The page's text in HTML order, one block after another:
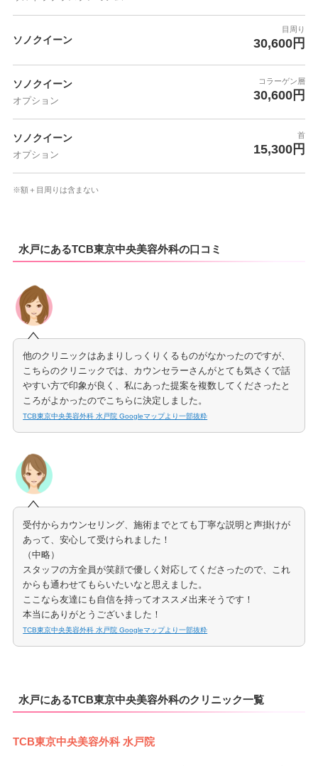
ソノクイーン
目周り
30,600円
ソノクイーン
オプション
コラーゲン層
30,600円
ソノクイーン
オプション
首
15,300円
※額＋目周りは含まない
水戸にあるTCB東京中央美容外科の口コミ
他のクリニックはあまりしっくりくるものがなかったのですが、
こちらのクリニックでは、カウンセラーさんがとても気さくで話
やすい方で印象が良く、私にあった提案を複数してくださったと
ころがよかったのでこちらに決定しました。
TCB東京中央美容外科 水戸院 Googleマップより一部抜粋
受付からカウンセリング、施術までとても丁寧な説明と声掛けが
あって、安心して受けられました！
（中略）
スタッフの方全員が笑顔で優しく対応してくださったので、これ
からも通わせてもらいたいなと思えました。
ここなら友達にも自信を持ってオススメ出来そうです！
本当にありがとうございました！
TCB東京中央美容外科 水戸院 Googleマップより一部抜粋
水戸にあるTCB東京中央美容外科のクリニック一覧
TCB東京中央美容外科 水戸院